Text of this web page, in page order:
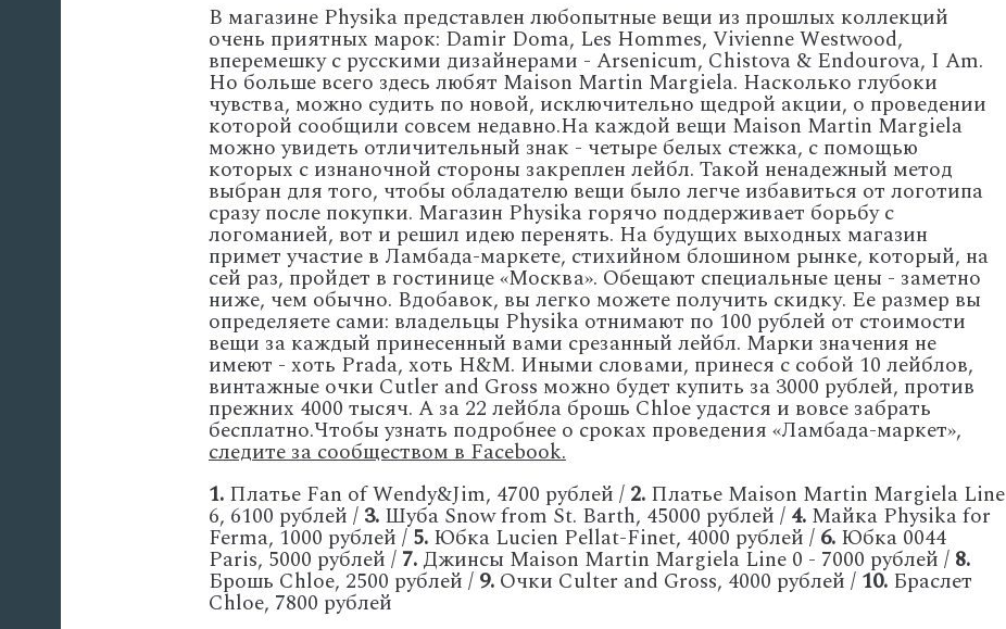
В магазине Physika представлен любопытные вещи из прошлых коллекций
очень приятных марок: Damir Doma, Les Hommes, Vivienne Westwood,
вперемешку с русскими дизайнерами - Arsenicum, Chistova & Endourova, I Am.
Но больше всего здесь любят Maison Martin Margiela. Насколько глубоки
чувства, можно судить по новой, исключительно щедрой акции, о проведении
которой сообщили совсем недавно.На каждой вещи Maison Martin Margiela
можно увидеть отличительный знак - четыре белых стежка, с помощью
которых с изнаночной стороны закреплен лейбл. Такой ненадежный метод
выбран для того, чтобы обладателю вещи было легче избавиться от логотипа
сразу после покупки. Магазин Physika горячо поддерживает борьбу с
логоманией, вот и решил идею перенять. На будущих выходных магазин
примет участие в Ламбада-маркете, стихийном блошином рынке, который, на
сей раз, пройдет в гостинице «Москва». Обещают специальные цены - заметно
ниже, чем обычно. Вдобавок, вы легко можете получить скидку. Ее размер вы
определяете сами: владельцы Physika отнимают по 100 рублей от стоимости
вещи за каждый принесенный вами срезанный лейбл. Марки значения не
имеют - хоть Prada, хоть H&M. Иными словами, принеся с собой 10 лейблов,
винтажные очки Cutler and Gross можно будет купить за 3000 рублей, против
прежних 4000 тысяч. А за 22 лейбла брошь Chloe удастся и вовсе забрать
бесплатно.Чтобы узнать подробнее о сроках проведения «Ламбада-маркет»,
следите за сообществом в Facebook.
1. Платье Fan of Wendy&Jim, 4700 рублей / 2. Платье Maison Martin Margiela Line
6, 6100 рублей / 3. Шуба Snow from St. Barth, 45000 рублей / 4. Майка Physika for
Ferma, 1000 рублей / 5. Юбка Lucien Pellat-Finet, 4000 рублей / 6. Юбка 0044
Paris, 5000 рублей / 7. Джинсы Maison Martin Margiela Line 0 - 7000 рублей / 8.
Брошь Chloe, 2500 рублей / 9. Очки Culter and Gross, 4000 рублей / 10. Браслет
Chloe, 7800 рублей